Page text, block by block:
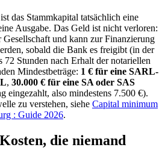
das Stammkapital tatsächlich eine
Ausgabe. Das Geld ist nicht verloren:
und kann zur Finanzierung
sobald die Bank es freigibt (in der
Stunden nach Erhalt der notariellen
Mindestbeträge: 1 € für eine SARL-
, 30.000 € für eine SA oder SAS
eingezahlt, also mindestens 7.500 €).
zu verstehen, siehe Capital minimum
: Guide 2026.
die niemand